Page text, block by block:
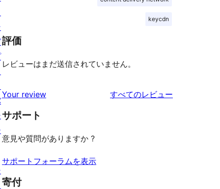
keycdn
評価
レビューはまだ送信されていません。
Your review すべてのレビュー
サポート
意見や質問がありますか ?
サポートフォーラムを表示
寄付